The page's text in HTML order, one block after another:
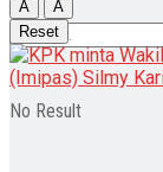
No Result
A
A
Reset